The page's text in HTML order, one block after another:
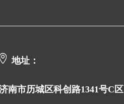
地址：
南市历城区科创路1341号C